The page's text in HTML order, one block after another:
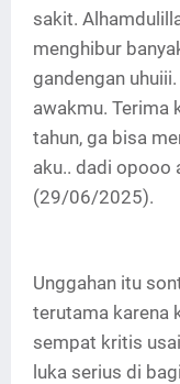
sakit.
menghibur
gandengan
awakmu. Terima
tahun, ga bisa
aku.. dadi opooo
(29/06/2025).
Unggahan itu
terutama karena
sempat kritis
luka serius di